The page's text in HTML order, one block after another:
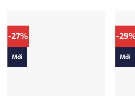
-27%
Mới
-
Mới